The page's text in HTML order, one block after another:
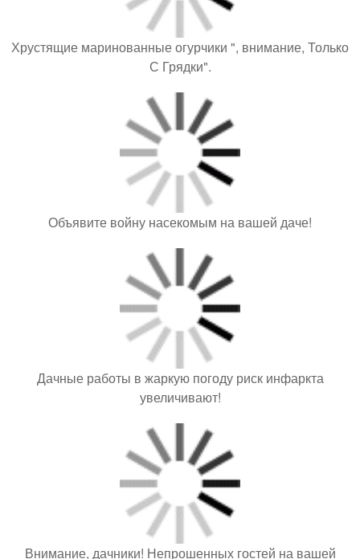
Хрустящие маринованные огурчики ", внимание, Только
С Грядки".
Объявите войну насекомым на вашей даче!
Дачные работы в жаркую погоду риск инфаркта
увеличивают!
Внимание, дачники! Непрошенных гостей на вашей